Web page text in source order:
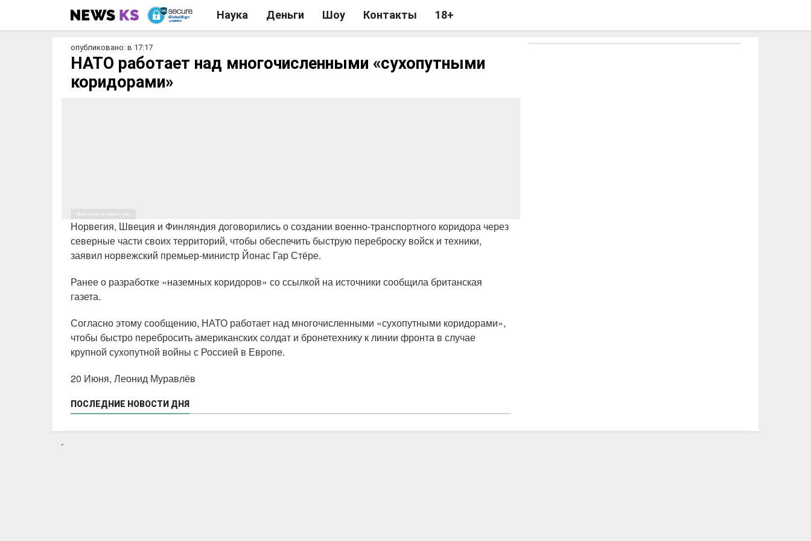
Наука Деньги Шоу Контакты 18+
опубликовано: в 17:17
НАТО работает над многочисленными «сухопутными
коридорами»
Фото: www.unsplash.com
Норвегия, Швеция и Финляндия договорились о создании военно-транспортного коридора через
северные части своих территорий, чтобы обеспечить быструю переброску войск и техники,
заявил норвежский премьер-министр Йонас Гар Стёре.
Ранее о разработке «наземных коридоров» со ссылкой на источники сообщила британская
газета.
Согласно этому сообщению, НАТО работает над многочисленными «сухопутными коридорами»,
чтобы быстро перебросить американских солдат и бронетехнику к линии фронта в случае
крупной сухопутной войны с Россией в Европе.
20 Июня, Леонид Муравлёв
ПОСЛЕДНИЕ НОВОСТИ ДНЯ